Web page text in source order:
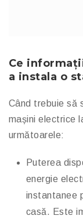
Ce
a instala o
Când trebuie să
mașini electrice
următoarele:
Puterea
energie
instantanee
casă. Este